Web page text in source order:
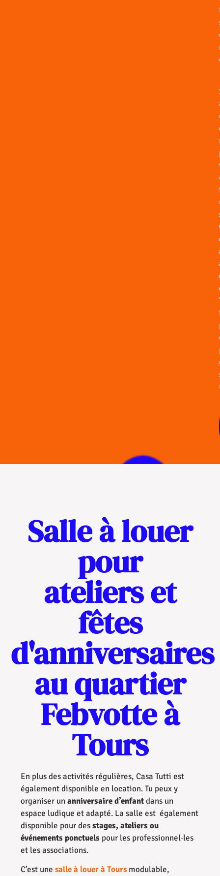
Salle à louer
pour
ateliers et
fêtes
d'anniversaires
au quartier
Febvotte à
Tours
En plus des activités régulières, Casa Tutti est
également disponible en location.Tu peux y
organiser unanniversaire d’enfantdans un
espace ludique et adapté. La salle est également
disponible pour desstages, ateliers ou
événements ponctuels pour les professionnel·les
et les associations.
C’est unesalle à louer à Tours modulable,